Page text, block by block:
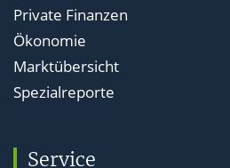
Private Finanzen
Ökonomie
Marktübersicht
Spezialreporte
Service